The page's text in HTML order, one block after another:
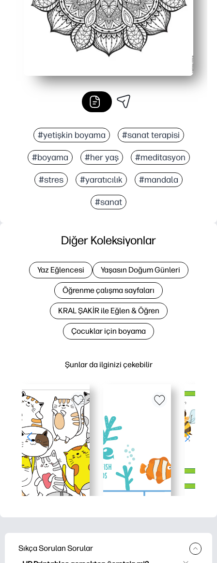
#yetişkin boyama #sanat terapisi
#boyama #her yaş #meditasyon
#stres #yaratıcılık #mandala
#sanat
Şunlar da ilginizi çekebilir
Diğer Koleksiyonlar
Yaz Eğlencesi Yaşasın Doğum Günleri
Öğrenme çalışma sayfaları
KRAL ŞAKİR ile Eğlen & Öğren
Çocuklar için boyama
Sıkça Sorulan Sorular